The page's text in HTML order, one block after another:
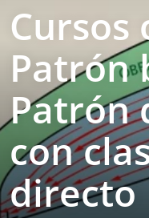
Cursos
Patrón
Patrón
con
directo